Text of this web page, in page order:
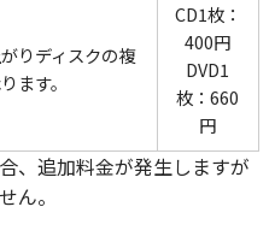
りディスクの複
ます。
CD1枚：
400円
DVD1
枚：660
円
、追加料金が発生しますが
ん。